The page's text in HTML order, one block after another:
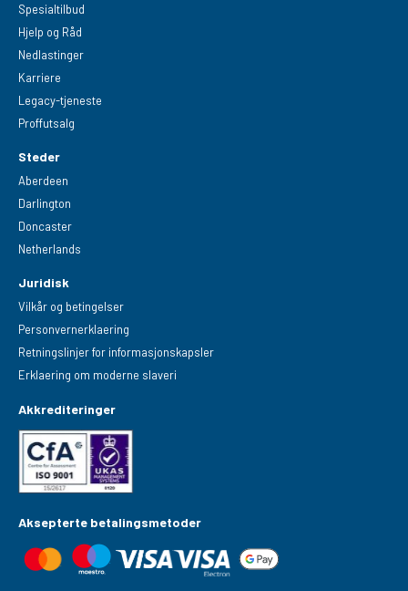
Spesialtilbud
Hjelp og Råd
Nedlastinger
Karriere
Legacy-tjeneste
Proffutsalg
Steder
Aberdeen
Darlington
Doncaster
Netherlands
Juridisk
Vilkår og betingelser
Personvernerklaering
Retningslinjer for informasjonskapsler
Erklaering om moderne slaveri
Akkrediteringer
Aksepterte betalingsmetoder